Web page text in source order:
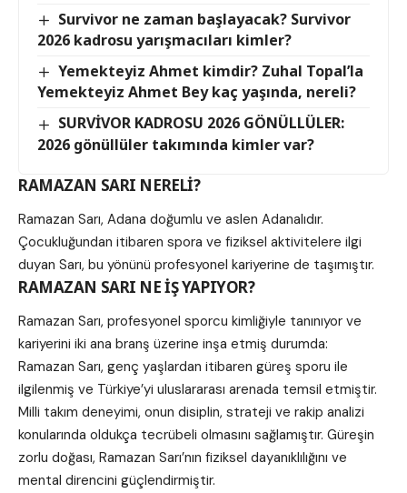
Survivor ne zaman başlayacak? Survivor
2026 kadrosu yarışmacıları kimler?
Yemekteyiz Ahmet kimdir? Zuhal Topal’la
Yemekteyiz Ahmet Bey kaç yaşında, nereli?
SURVİVOR KADROSU 2026 GÖNÜLLÜLER:
2026 gönüllüler takımında kimler var?
RAMAZAN SARI NERELİ?
Ramazan Sarı, Adana doğumlu ve aslen Adanalıdır.
Çocukluğundan itibaren spora ve fiziksel aktivitelere ilgi
duyan Sarı, bu yönünü profesyonel kariyerine de taşımıştır.
RAMAZAN SARI NE İŞ YAPIYOR?
Ramazan Sarı, profesyonel sporcu kimliğiyle tanınıyor ve
kariyerini iki ana branş üzerine inşa etmiş durumda:
Ramazan Sarı, genç yaşlardan itibaren güreş sporu ile
ilgilenmiş ve Türkiye’yi uluslararası arenada temsil etmiştir.
Milli takım deneyimi, onun disiplin, strateji ve rakip analizi
konularında oldukça tecrübeli olmasını sağlamıştır. Güreşin
zorlu doğası, Ramazan Sarı’nın fiziksel dayanıklılığını ve
mental direncini güçlendirmiştir.